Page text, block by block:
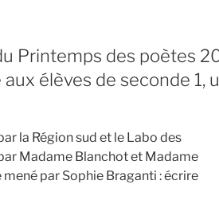
Printemps des poètes
élèves de seconde 1,
la Région sud et le Labo des
Madame Blanchot et Madame
par Sophie Braganti : écrire